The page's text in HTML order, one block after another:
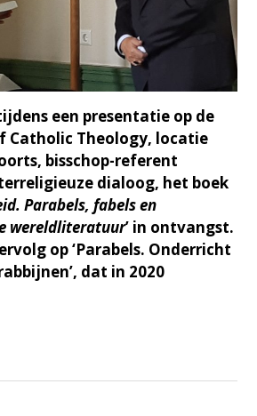
een presentatie op de
Catholic Theology, locatie
bisschop-referent
dialoog, het boek
Parabels, fabels en
wereldliteratuur’ in ontvangst.
op ‘Parabels. Onderricht
dat in 2020